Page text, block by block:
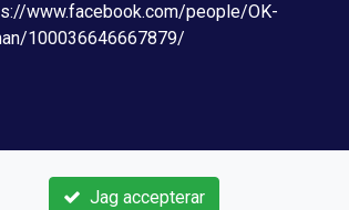
www.facebook.com/people/OK-
100036646667879/
Jag accepterar